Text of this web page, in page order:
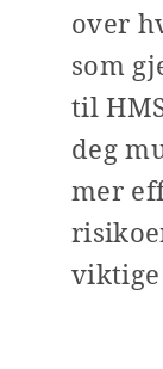
over
som
til
deg
mer